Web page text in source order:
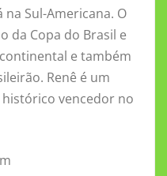
Sul-Americana. O
da Copa do Brasil e
e também
Renê é um
vencedor no